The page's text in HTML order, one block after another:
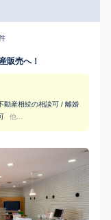
販売へ！
動産相続の相談可 / 離婚
他...